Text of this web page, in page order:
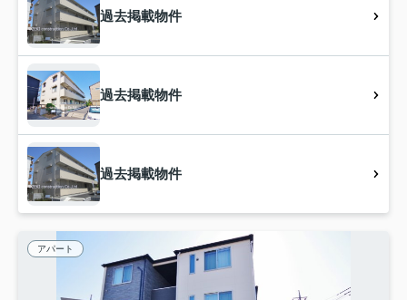
過去掲載物件
過去掲載物件
過去掲載物件
アパート